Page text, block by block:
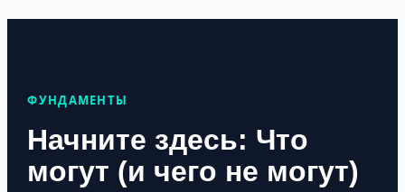
ФУНДАМЕНТЫ
Начните здесь: Что
могут (и чего не могут)